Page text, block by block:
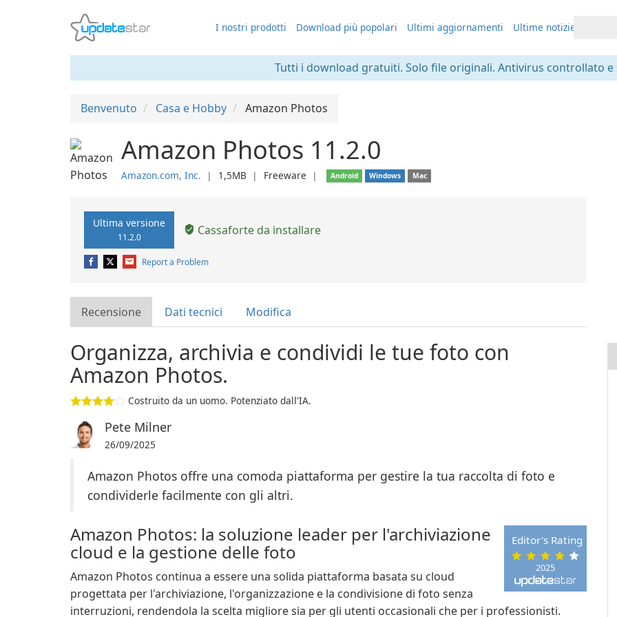
I nostri prodotti Download più popolari Ultimi aggiornamenti Ultime notizie
Tutti i download gratuiti. Solo file originali. Antivirus controllato e
Benvenuto Casa e Hobby Amazon Photos
Amazon Photos 11.2.0
Amazon.com, Inc. ❘ 1,5MB ❘ Freeware ❘ Android Windows Mac
Ultima versione
11.2.0 Cassaforte da installare
Report a Problem
Recensione Dati tecnici Modifica
Organizza, archivia e condividi le tue foto con
Amazon Photos.
Costruito da un uomo. Potenziato dall'IA.
Pete Milner
26/09/2025
Amazon Photos offre una comoda piattaforma per gestire la tua raccolta di foto e
condividerle facilmente con gli altri.
2025
Editor's Rating
Amazon Photos: la soluzione leader per l'archiviazione
cloud e la gestione delle foto
Amazon Photos continua a essere una solida piattaforma basata su cloud
progettata per l'archiviazione, l'organizzazione e la condivisione di foto senza
interruzioni, rendendola la scelta migliore sia per gli utenti occasionali che per i professionisti.